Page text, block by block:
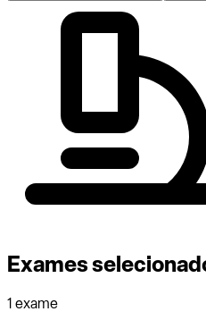
Exames
1 exame